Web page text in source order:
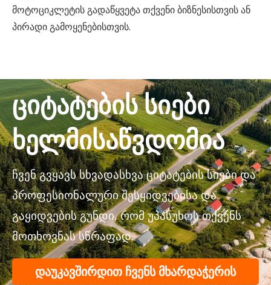
მოტოციკლეტის გადაწყვეტა თქვენი ბიზნესისთვის ან
პირადი გამოყენებისთვის.
ციტატების სიები
ხელმისაწვდომია
ჩვენ გვყავს სხვადასხვა ციტატების სიები და
პროფესიონალური შესყიდვებისა და
გაყიდვების გუნდი, რომ უპასუხოს თქვენს
მოთხოვნას სწრაფად.
დაუკავშირდით ჩვენს მხარდაჭერის